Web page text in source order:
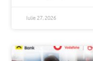
Iulie 27, 2026